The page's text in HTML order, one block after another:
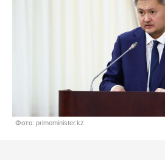
Фото: primeminister.kz